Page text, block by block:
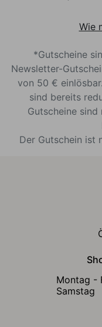
Wie
*Gutscheine
Newsletter-
von 50 €
sind bereits
Gutscheine
Der Gutschein ist
Montag -
Samstag